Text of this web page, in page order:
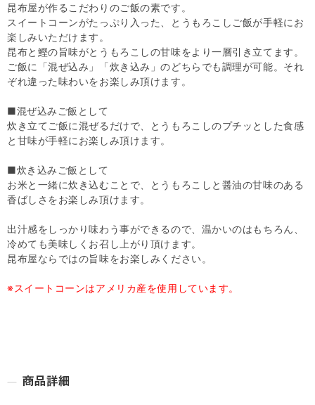
昆布屋が作るこだわりのご飯の素です。
スイートコーンがたっぷり入った、とうもろこしご飯が手軽にお
楽しみいただけます。
昆布と鰹の旨味がとうもろこしの甘味をより一層引き立てます。
ご飯に「混ぜ込み」「炊き込み」のどちらでも調理が可能。それ
ぞれ違った味わいをお楽しみ頂けます。
■混ぜ込みご飯として
炊き立てご飯に混ぜるだけで、とうもろこしのプチッとした食感
と甘味が手軽にお楽しみ頂けます。
■炊き込みご飯として
お米と一緒に炊き込むことで、とうもろこしと醤油の甘味のある
香ばしさをお楽しみ頂けます。
出汁感をしっかり味わう事ができるので、温かいのはもちろん、
冷めても美味しくお召し上がり頂けます。
昆布屋ならではの旨味をお楽しみください。
※スイートコーンはアメリカ産を使用しています。